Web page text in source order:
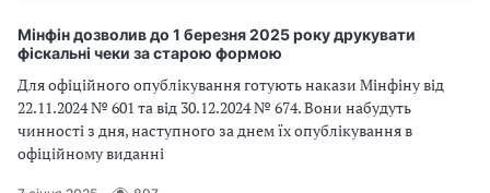
Мінфін дозволив до 1 березня 2025 року друкувати
фіскальні чеки за старою формою
Для офіційного опублікування готують накази Мінфіну від
22.11.2024 № 601 та від 30.12.2024 № 674. Вони набудуть
чинності з дня, наступного за днем їх опублікування в
офіційному виданні